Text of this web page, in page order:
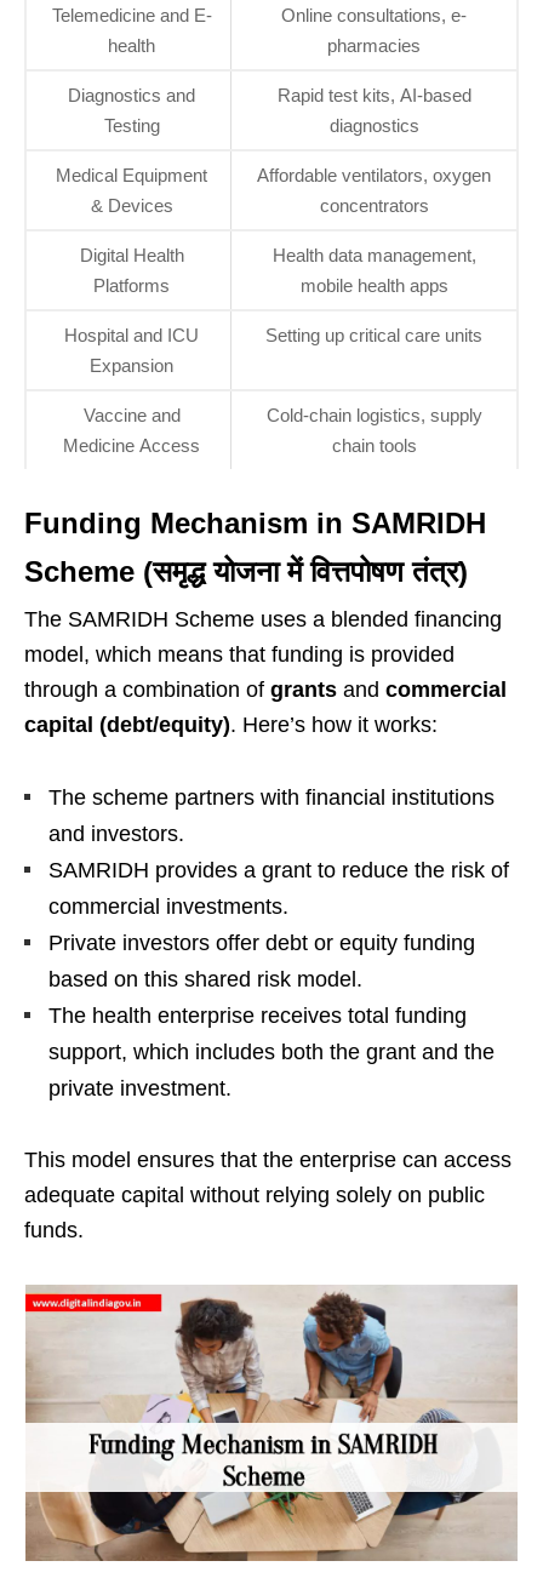
Telemedicine and E-
health
Online consultations, e-
pharmacies
Diagnostics and
Testing
Rapid test kits, AI-based
diagnostics
Medical Equipment
& Devices
Affordable ventilators, oxygen
concentrators
Digital Health
Platforms
Health data management,
mobile health apps
Hospital and ICU
Expansion
Setting up critical care units
Vaccine and
Medicine Access
Cold-chain logistics, supply
chain tools
Funding Mechanism in SAMRIDH
Scheme (समृद्ध योजना में वित्तपोषण तंत्र)
The SAMRIDH Scheme uses a blended financing
model, which means that funding is provided
through a combination of grants and commercial
capital (debt/equity). Here’s how it works:
The scheme partners with financial institutions
and investors.
SAMRIDH provides a grant to reduce the risk of
commercial investments.
Private investors offer debt or equity funding
based on this shared risk model.
The health enterprise receives total funding
support, which includes both the grant and the
private investment.
This model ensures that the enterprise can access
adequate capital without relying solely on public
funds.